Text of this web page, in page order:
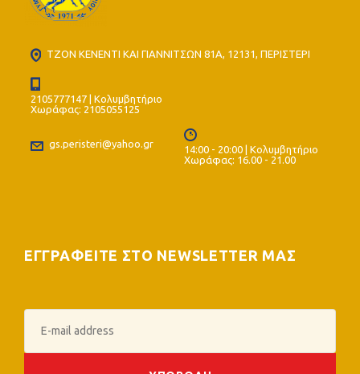
ΤΖΟΝ ΚΕΝΕΝΤΙ ΚΑΙ ΓΙΑΝΝΙΤΣΩΝ 81Α, 12131, ΠΕΡΙΣΤΕΡΙ
2105777147 | Κολυμβητήριο
Χωράφας: 2105055125
gs.peristeri@yahoo.gr
14:00 - 20:00 | Κολυμβητήριο
Χωράφας: 16.00 - 21.00
ΕΓΓΡΑΦΕΙΤΕ ΣΤΟ NEWSLETTER ΜΑΣ